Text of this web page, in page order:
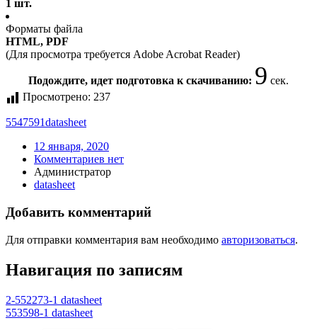
1 шт.
Форматы файла
HTML, PDF
(Для просмотра требуется Adobe Acrobat Reader)
Подождите, идет подготовка к скачиванию: 9 сек.
Просмотрено: 237
5547591datasheet
12 января, 2020
Комментариев нет
Администратор
datasheet
Добавить комментарий
Для отправки комментария вам необходимо авторизоваться.
Навигация по записям
2-552273-1 datasheet
553598-1 datasheet